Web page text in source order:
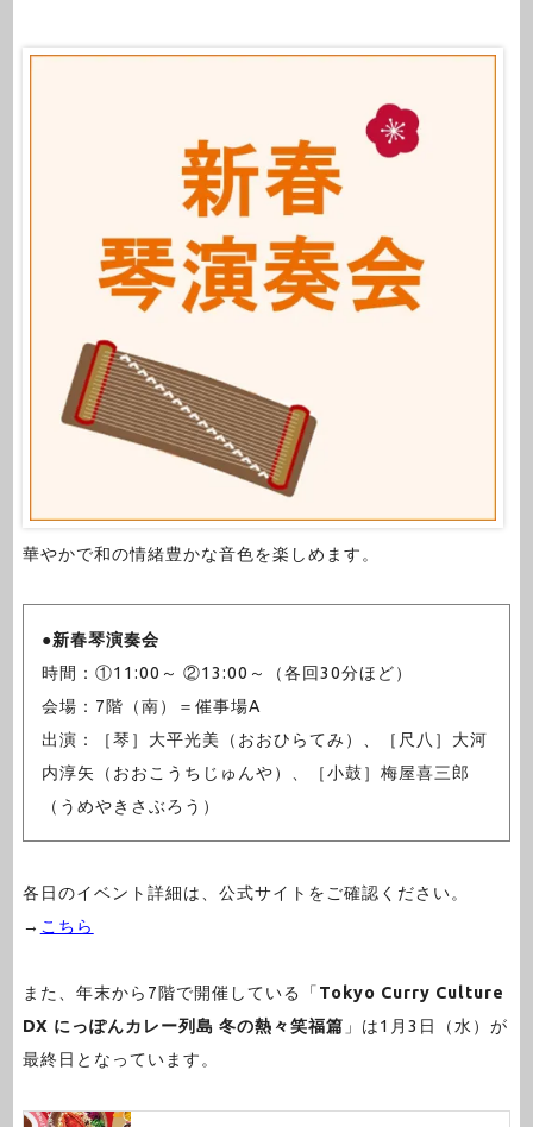
華やかで和の情緒豊かな音色を楽しめます。
●新春琴演奏会
時間：①11:00～ ②13:00～（各回30分ほど）
会場：7階（南）＝催事場A
出演：［琴］大平光美（おおひらてみ）、［尺八］大河
内淳矢（おおこうちじゅんや）、［小鼓］梅屋喜三郎
（うめやきさぶろう）
各日のイベント詳細は、公式サイトをご確認ください。
→ こちら
また、年末から7階で開催している「 Tokyo Curry Culture
DX にっぽんカレー列島 冬の熱々笑福篇 」は1月3日（水）が
最終日となっています。